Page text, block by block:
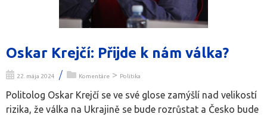
Oskar Krejčí: Přijde k nám válka?
22. mája 2024 / Komentáre > Politika
Politolog Oskar Krejčí se ve své glose zamýšlí nad velikostí
rizika, že válka na Ukrajině se bude rozrůstat a Česko bude